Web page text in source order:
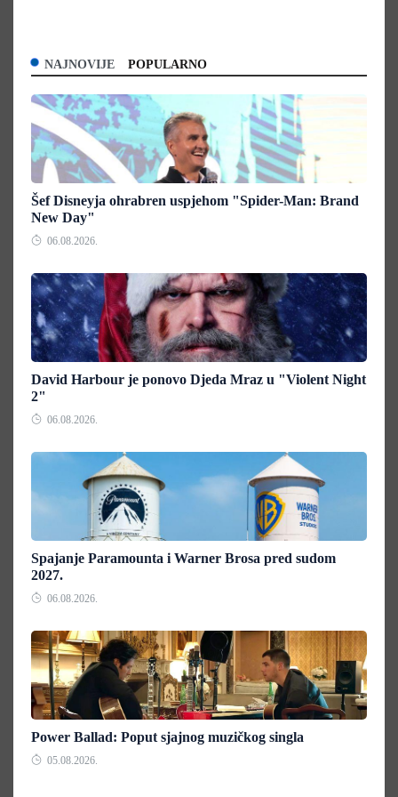
NAJNOVIJE POPULARNO
Šef Disneyja ohrabren uspjehom "Spider-Man: Brand
New Day"
06.08.2026.
David Harbour je ponovo Djeda Mraz u "Violent Night
2"
06.08.2026.
Spajanje Paramounta i Warner Brosa pred sudom
2027.
06.08.2026.
Power Ballad: Poput sjajnog muzičkog singla
05.08.2026.